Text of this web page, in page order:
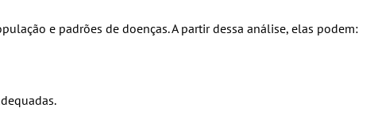
e padrões de doenças. A partir dessa análise, elas podem: